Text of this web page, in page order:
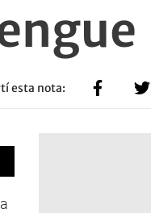
esta nota: